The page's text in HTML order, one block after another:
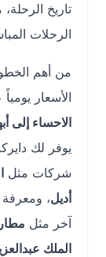
تاريخ الرحلة، مدى
الرحلات المباشرة
من أهم الخطوات
الأسعار يومياً عبر
الاحساء إلى أبها
يوفر لك دايركت
شركات مثل
، ومعرفة ما
آخر مثل مطار
الملك عبدالعزيز